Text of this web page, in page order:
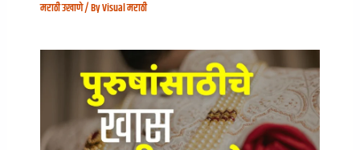
मराठी उखाणे/ ByVisual मराठी